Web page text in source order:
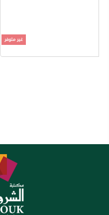
غير متوفر